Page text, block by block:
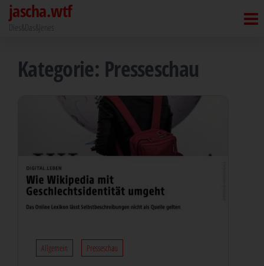
Zumjascha.wtf
Dies&Das&Jenes
Kategorie: Presseschau
Allgemein Presseschau